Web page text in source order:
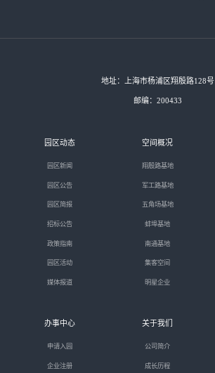
地址：上海市杨浦区翔殷路128号
邮编：200433
园区动态
园区新闻
园区公告
园区简报
招标公告
政策指南
园区活动
媒体报道
空间概况
翔殷路基地
军工路基地
五角场基地
蚌埠基地
南通基地
集客空间
明星企业
办事中心
申请入园
企业注册
关于我们
公司简介
成长历程